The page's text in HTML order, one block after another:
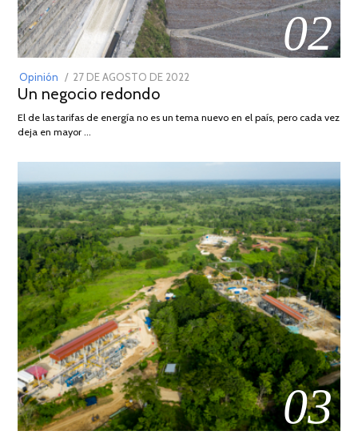
02
Opinión
POSTED
ON
27 DE AGOSTO DE 2022
DE
Un negocio redondo
El de las tarifas de energía no es un tema nuevo en el país, pero cada vez
deja en mayor …
03